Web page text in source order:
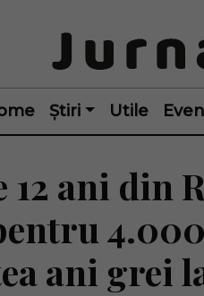
Știri Utile
ani din
ani grei